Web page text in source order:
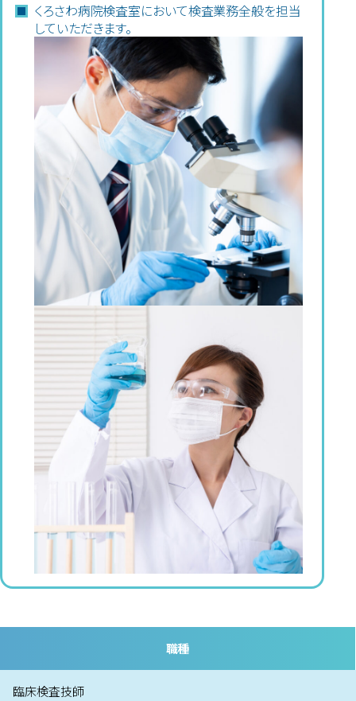
くろさわ病院検査室において検査業務全般を担当
していただきます。
職種
臨床検査技師